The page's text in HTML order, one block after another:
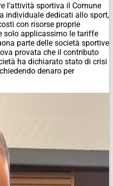
l’attività sportiva il Comune
individuale dedicati allo sport,
con risorse proprie
solo applicassimo le tariffe
parte delle società sportive
provata che il contributo
ha dichiarato stato di crisi
denaro per